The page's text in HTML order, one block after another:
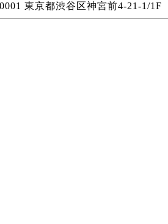
東京都渋谷区神宮前4-21-1/1F